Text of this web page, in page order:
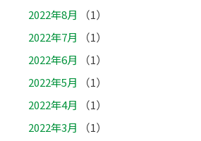
2022年8月
（1）
2022年7月
（1）
2022年6月
（1）
2022年5月
（1）
2022年4月
（1）
2022年3月
（1）